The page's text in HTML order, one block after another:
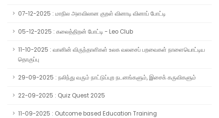
07-12-2025 : மாநில அளவிலான குறள் வினாடி வினாப் போட்டி
05-12-2025 : கலைத்திறன் போட்டி - Leo Club
11-10-2025 : வானின் விருந்தாளிகள் உலக வலசைப் பறவைகள் நாளையொட்டிய
தொகுப்பு
29-09-2025 : நலிந்து வரும் நாட்டுப்புற நடனங்களும், இசைக் கருவிகளும்
22-09-2025 : Quiz Quest 2025
11-09-2025 : Outcome based Education Training